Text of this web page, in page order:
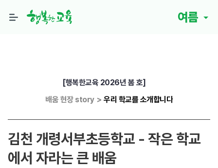
여름
[행복한교육 2026년 봄 호]
배움 현장 story > 우리 학교를 소개합니다
김천 개령서부초등학교 - 작은 학교
에서 자라는 큰 배움